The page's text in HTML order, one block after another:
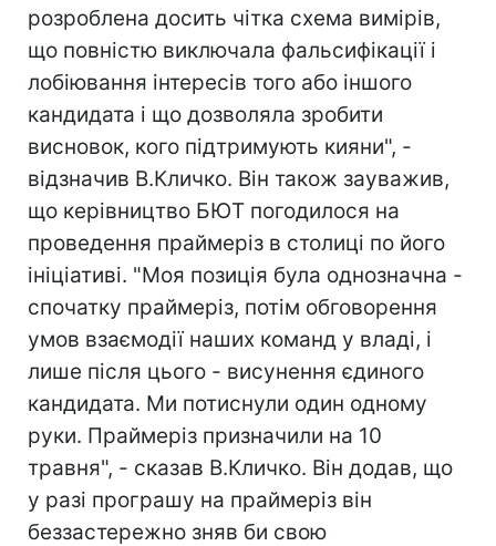
розроблена досить чітка схема вимірів,
що повністю виключала фальсифікації і
лобіювання інтересів того або іншого
кандидата і що дозволяла зробити
висновок, кого підтримують кияни", -
відзначив В.Кличко. Він також зауважив,
що керівництво БЮТ погодилося на
проведення праймеріз в столиці по його
ініціативі. "Моя позиція була однозначна -
спочатку праймеріз, потім обговорення
умов взаємодії наших команд у владі, і
лише після цього - висунення єдиного
кандидата. Ми потиснули один одному
руки. Праймеріз призначили на 10
травня", - сказав В.Кличко. Він додав, що
у разі програшу на праймеріз він
беззастережно зняв би свою